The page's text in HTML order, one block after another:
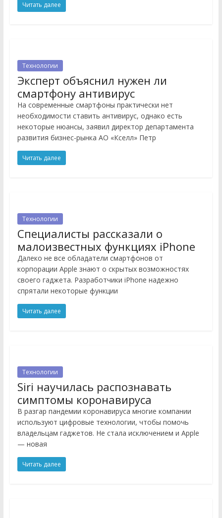
Читать далее
Технологии
Эксперт объяснил нужен ли
смартфону антивирус
На современные смартфоны практически нет
необходимости ставить антивирус, однако есть
некоторые нюансы, заявил директор департамента
развития бизнес-рынка АО «Кселл» Петр
Читать далее
Технологии
Специалисты рассказали о
малоизвестных функциях iPhone
Далеко не все обладатели смартфонов от
корпорации Apple знают о скрытых возможностях
своего гаджета. Разработчики iPhone надежно
спрятали некоторые функции
Читать далее
Технологии
Siri научилась распознавать
симптомы коронавируса
В разгар пандемии коронавируса многие компании
используют цифровые технологии, чтобы помочь
владельцам гаджетов. Не стала исключением и Apple
— новая
Читать далее